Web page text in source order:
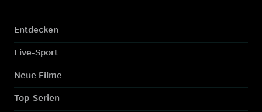
Entdecken
Live-Sport
Neue Filme
Top-Serien